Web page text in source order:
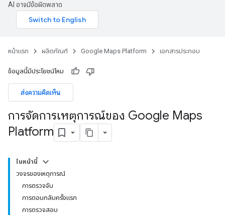
AI อาจมีข้อผิดพลาด
หน้าแรก ผลิตภัณฑ์ Google Maps Platform เอกสารประกอบ
ข้อมูลนี้มีประโยชน์ไหม
ส่งความคิดเห็น
การจัดการเหตุการณ์ของ Google Maps
Platform
ในหน้านี้
วงจรของเหตุการณ์
การตรวจจับ
การตอบกลับครั้งแรก
การตรวจสอบ